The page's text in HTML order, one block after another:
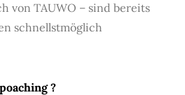
von TAUWO – sind bereits
schnellstmöglich
?